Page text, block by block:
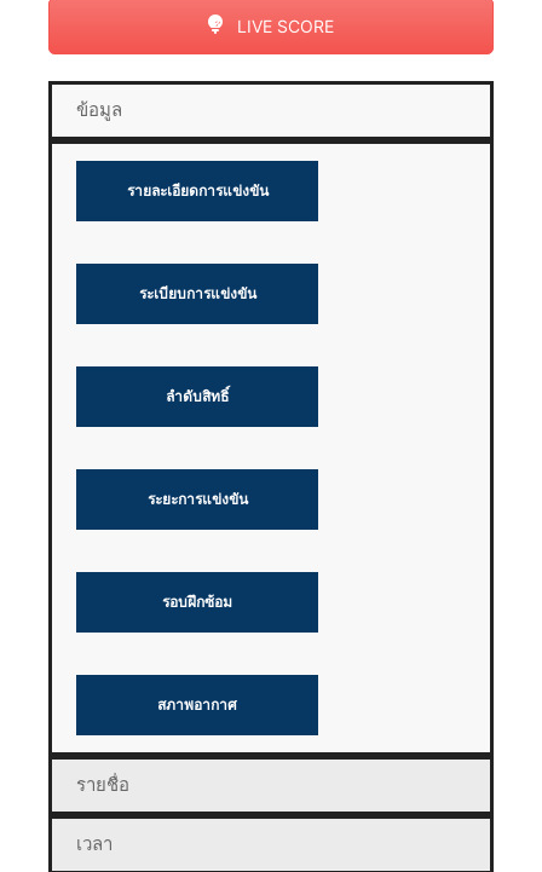
LIVE SCORE
ข้อมูล
รายละเอียดการแข่งขัน
ระเบียบการแข่งขัน
ลำดับสิทธิ์
ระยะการแข่งขัน
รอบฝึกซ้อม
สภาพอากาศ
รายชื่อ
เวลา